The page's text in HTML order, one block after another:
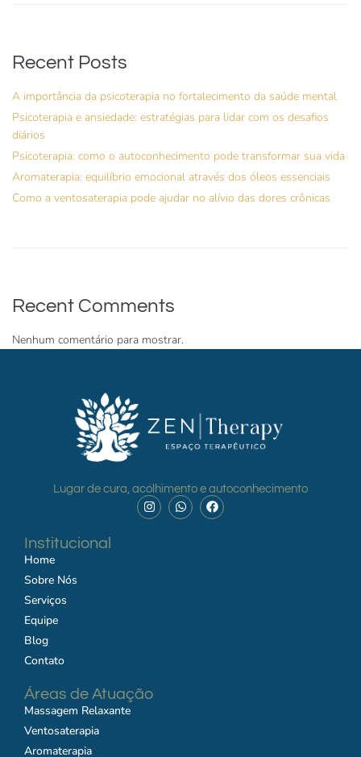
Recent Posts
A importância da psicoterapia no fortalecimento da saúde mental
Psicoterapia e ansiedade: estratégias para lidar com os desafios
diários
Psicoterapia: como o autoconhecimento pode transformar sua vida
Aromaterapia: equilíbrio emocional através dos óleos essenciais
Como a ventosaterapia pode ajudar no alívio das dores crônicas
Recent Comments
Nenhum comentário para mostrar.
Lugar de cura, acolhimento e autoconhecimento
Institucional
Home
Sobre Nós
Serviços
Equipe
Blog
Contato
Áreas de Atuação
Massagem Relaxante
Ventosaterapia
Aromaterapia